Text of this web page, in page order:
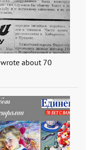
about 70